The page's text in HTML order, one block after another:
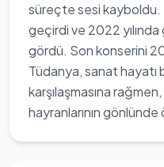
süreçte sesi kayboldu.
geçirdi ve 2022
gördü. Son konserini
Tüdanya, sanat
karşılaşmasına
hayranlarının